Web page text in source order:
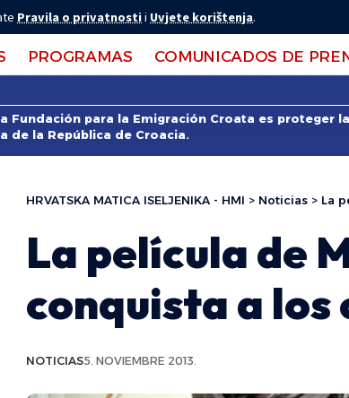
Pravila o privatnostii Uvjete korištenja.
PROGRAMAS COMUNICADOS DE
Fundación para la Emigración Croata es
de la República de Croacia.
HRVATSKA MATICA ISELJENIKA - HMI > Noticias > La
La película de
conquista a los
NOTICIAS5. NOVIEMBRE 2013.